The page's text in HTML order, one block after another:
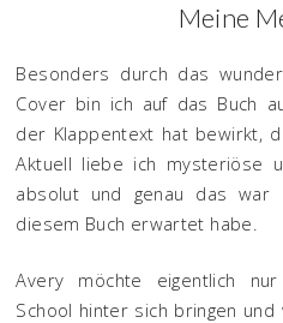
Meine
Besonders durch das
Cover bin ich auf das Buch
der Klappentext hat bewirkt,
Aktuell liebe ich mysteriöse
absolut und genau das
diesem Buch erwartet habe.
Avery möchte eigentlich
School hinter sich bringen